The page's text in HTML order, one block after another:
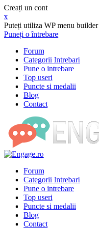
Creați un cont
x
Puteți utiliza WP menu
Puneți o întrebare
Forum
Categorii Intrebari
Pune o intrebare
Top useri
Puncte si medalii
Blog
Contact
Forum
Categorii Intrebari
Pune o intrebare
Top useri
Puncte si medalii
Blog
Contact